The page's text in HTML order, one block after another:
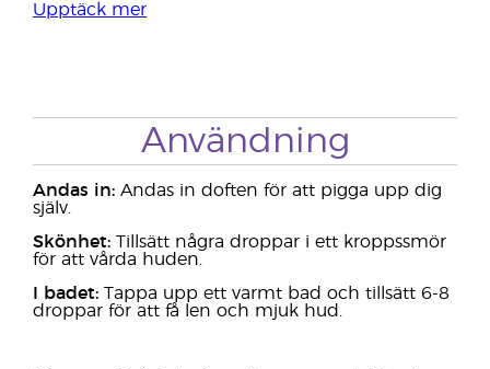
Upptäck mer
Användning
Andas in: Andas in doften för att pigga upp dig
själv.
Skönhet: Tillsätt några droppar i ett kroppssmör
för att vårda huden.
I badet: Tappa upp ett varmt bad och tillsätt 6-8
droppar för att få len och mjuk hud.